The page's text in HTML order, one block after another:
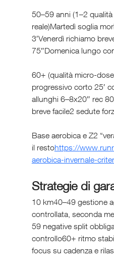
50–59 anni (1–2
reale)Martedì soglia
3′Venerdì richiamo
75″Domenica lungo
60+ (qualità micro-
progressivo corto 25′
allunghi 6–8x20″ rec
breve facile2 sedute
Base aerobica e Z2
il restohttps://
aerobica-invernale-
Strategie di
10 km40–49 gestione
controllata, seconda
59 negative split
controllo60+ ritmo
focus su cadenza e